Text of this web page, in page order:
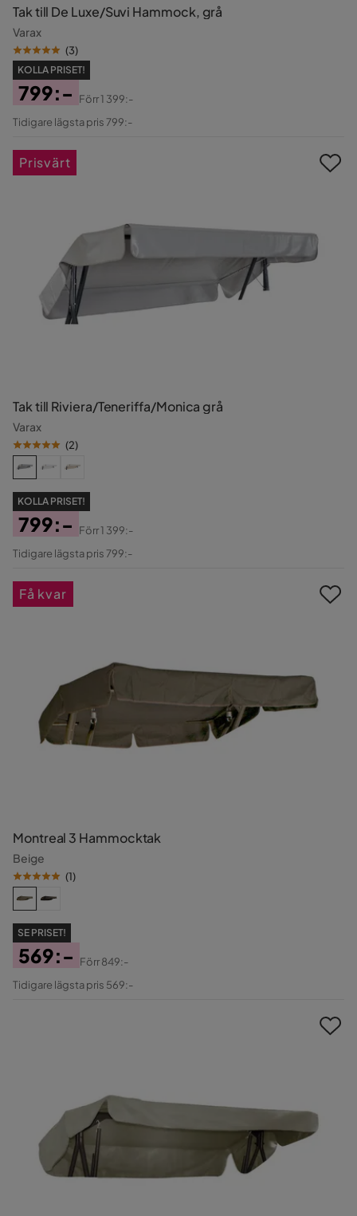
Tak till De Luxe/Suvi Hammock, grå
Varax
(3)
KOLLA PRISET!
Pris
799:-
Original
Förr1 399:-
Tidigare lägsta pris 799:-
Tak till Riviera/Teneriffa/Monica grå
Varax
(2)
KOLLA PRISET!
Pris
799:-
Original
Förr1 399:-
Tidigare lägsta pris 799:-
Prisvärt
Montreal 3 Hammocktak
Beige
(1)
SE PRISET!
Pris
569:-
Original
Förr849:-
Tidigare lägsta pris 569:-
Få kvar